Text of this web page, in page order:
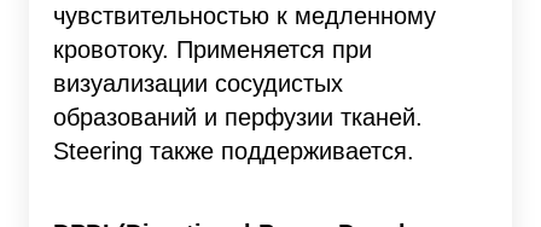
чувствительностью к медленному
кровотоку. Применяется при
визуализации сосудистых
образований и перфузии тканей.
Steering также поддерживается.